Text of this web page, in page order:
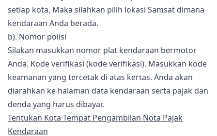
setiap kota, Maka silahkan pilih lokasi Samsat dimana
kendaraan Anda berada.
b). Nomor polisi
Silakan masukkan nomor plat kendaraan bermotor
Anda. Kode verifikasi (kode verifikasi). Masukkan kode
keamanan yang tercetak di atas kertas. Anda akan
diarahkan ke halaman data kendaraan serta pajak dan
denda yang harus dibayar.
Tentukan Kota Tempat Pengambilan Nota Pajak
Kendaraan